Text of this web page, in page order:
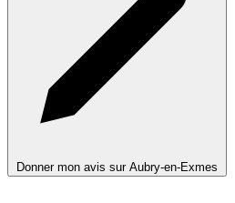
Donner mon avis sur Aubry-en-Exmes